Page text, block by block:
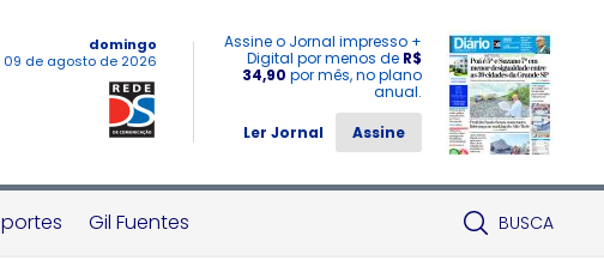
domingo
09 de agosto de 2026
Assine o Jornal impresso +
Digital por menos de R$
34,90 por mês, no plano
anual.
Ler Jornal
Assine
Gil Fuentes BUSCA